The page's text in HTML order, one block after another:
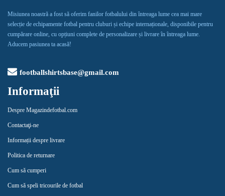
Misiunea noastră a fost să oferim fanilor fotbalului din întreaga lume cea mai mare
selecție de echipamente fotbal pentru cluburi și echipe internaționale, disponibile pentru
cumpărare online, cu opțiuni complete de personalizare și livrare în întreaga lume.
Aducem pasiunea ta acasă!
footballshirtsbase@gmail.com
Informaţii
Despre Magazindefotbal.com
Contactaţi-ne
Informații despre livrare
Politica de returnare
Cum să cumperi
Cum să speli tricourile de fotbal